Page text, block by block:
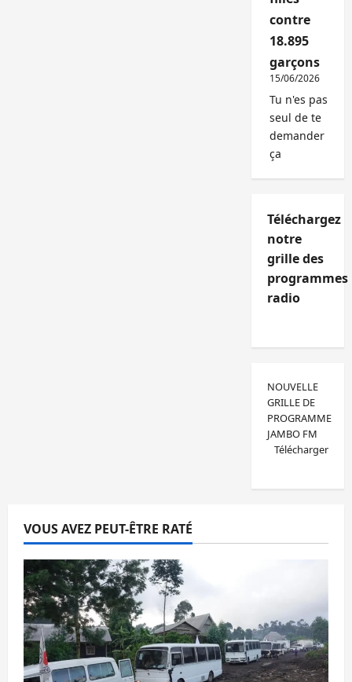
contre
18.895
garçons
15/06/2026
Tu n'es pas
seul de te
demander
ça
Téléchargez
notre
grille des
programmes
radio
NOUVELLE
GRILLE DE
PROGRAMME
JAMBO FM
Télécharger
VOUS AVEZ PEUT-ÊTRE RATÉ